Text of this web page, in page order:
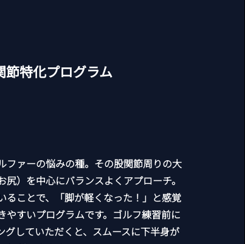
節特化プログラム
ファーの悩みの種。その股関節周りの大
）を中心にバランスよくアプローチ。
ることで、「脚が軽くなった！」と感覚
やすいプログラムです。ゴルフ練習前に
グしていただくと、スムースに下半身が